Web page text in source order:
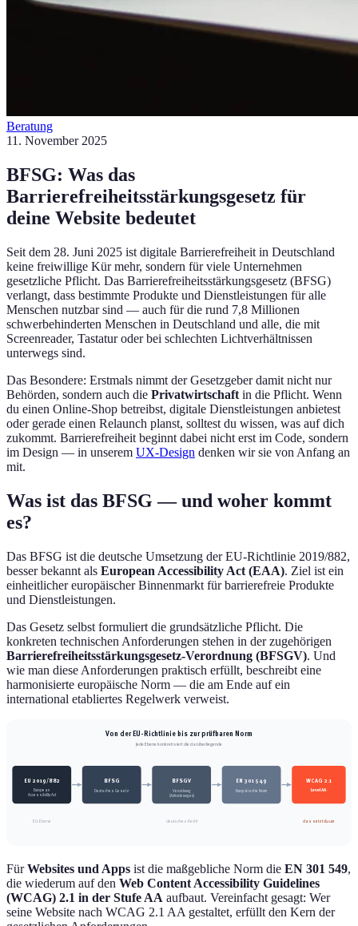
Beratung
11. November 2025
BFSG: Was das
Barrierefreiheitsstärkungsgesetz für
deine Website bedeutet
Seit dem 28. Juni 2025 ist digitale Barrierefreiheit in Deutschland
keine freiwillige Kür mehr, sondern für viele Unternehmen
gesetzliche Pflicht. Das Barrierefreiheitsstärkungsgesetz (BFSG)
verlangt, dass bestimmte Produkte und Dienstleistungen für alle
Menschen nutzbar sind — auch für die rund 7,8 Millionen
schwerbehinderten Menschen in Deutschland und alle, die mit
Screenreader, Tastatur oder bei schlechten Lichtverhältnissen
unterwegs sind.
Das Besondere: Erstmals nimmt der Gesetzgeber damit nicht nur
Behörden, sondern auch die Privatwirtschaft in die Pflicht. Wenn
du einen Online-Shop betreibst, digitale Dienstleistungen anbietest
oder gerade einen Relaunch planst, solltest du wissen, was auf dich
zukommt. Barrierefreiheit beginnt dabei nicht erst im Code, sondern
im Design — in unserem UX-Design denken wir sie von Anfang an
mit.
Was ist das BFSG — und woher kommt
es?
Das BFSG ist die deutsche Umsetzung der EU-Richtlinie 2019/882,
besser bekannt als European Accessibility Act (EAA). Ziel ist ein
einheitlicher europäischer Binnenmarkt für barrierefreie Produkte
und Dienstleistungen.
Das Gesetz selbst formuliert die grundsätzliche Pflicht. Die
konkreten technischen Anforderungen stehen in der zugehörigen
Barrierefreiheitsstärkungsgesetz-Verordnung (BFSGV). Und
wie man diese Anforderungen praktisch erfüllt, beschreibt eine
harmonisierte europäische Norm — die am Ende auf ein
international etabliertes Regelwerk verweist.
Von der EU-Richtlinie bis zur prüfbaren Norm
Jede Ebene konkretisiert die darüberliegende
EU 2019/882
European
Accessibility Act
BFSG
Deutsches Gesetz
BFSGV
Verordnung
(Anforderungen)
EN 301 549
Europäische Norm
WCAG 2.1
Level AA
das setzt du um
EU-Ebene deutsches Recht
FürWebsites und Apps ist die maßgebliche Norm die EN 301 549,
die wiederum auf den Web Content Accessibility Guidelines
(WCAG) 2.1 in der Stufe AA aufbaut. Vereinfacht gesagt: Wer
seine Website nach WCAG 2.1 AA gestaltet, erfüllt den Kern der